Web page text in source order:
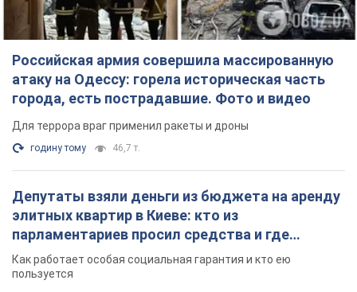
Российская армия совершила массированную
атаку на Одессу: горела историческая часть
города, есть пострадавшие. Фото и видео
Для террора враг применил ракеты и дроны
годину тому 46,7 т.
Депутаты взяли деньги из бюджета на аренду
элитных квартир в Киеве: кто из
парламентариев просил средства и где
поселился
Как работает особая социальная гарантия и кто ею
пользуется